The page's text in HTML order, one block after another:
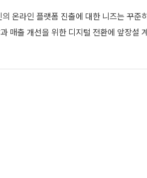
온라인 플랫폼 진출에 대한 니즈는 꾸준히
매출 개선을 위한 디지털 전환에 앞장설 계